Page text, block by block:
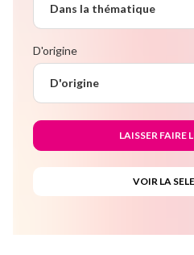
Dans la thématique
D'origine
D'origine